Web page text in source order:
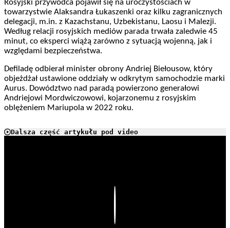
Rosyjski przywódca pojawił się na uroczystościach w
towarzystwie Alaksandra Łukaszenki oraz kilku zagranicznych
delegacji, m.in. z Kazachstanu, Uzbekistanu, Laosu i Malezji.
Według relacji rosyjskich mediów parada trwała zaledwie 45
minut, co eksperci wiążą zarówno z sytuacją wojenną, jak i
względami bezpieczeństwa.
Defiladę odbierał minister obrony Andriej Biełousow, który
objeżdżał ustawione oddziały w odkrytym samochodzie marki
Aurus. Dowództwo nad paradą powierzono generałowi
Andriejowi Mordwiczowowi, kojarzonemu z rosyjskim
oblężeniem Mariupola w 2022 roku.
Dalsza część artykułu pod video